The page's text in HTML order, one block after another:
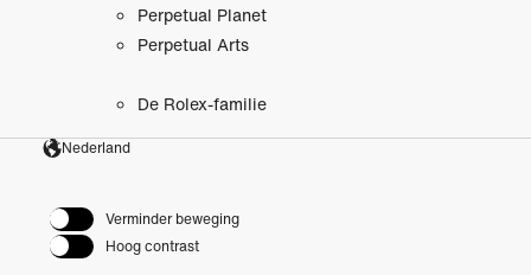
Perpetual Planet
Perpetual Arts
De Rolex-familie
Nederland
Verminder beweging
Hoog contrast